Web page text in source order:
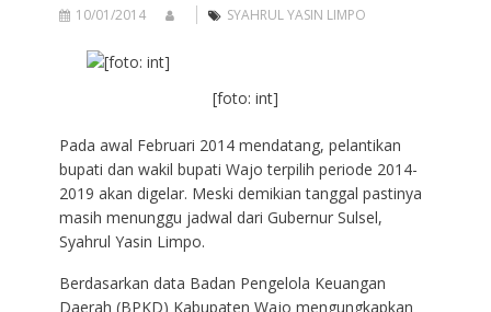
10/01/2014 SYAHRUL YASIN LIMPO
[foto: int]
Pada awal Februari 2014 mendatang, pelantikan
bupati dan wakil bupati Wajo terpilih periode 2014-
2019 akan digelar. Meski demikian tanggal pastinya
masih menunggu jadwal dari Gubernur Sulsel,
Syahrul Yasin Limpo.
Berdasarkan data Badan Pengelola Keuangan
Daerah (BPKD) Kabupaten Wajo mengungkapkan